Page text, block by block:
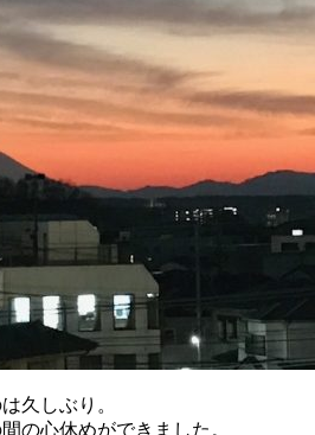
久しぶり。
の心休めができました。